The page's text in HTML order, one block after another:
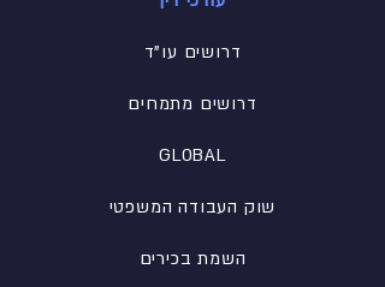
דרושים עו"ד
דרושים מתמחים
GLOBAL
שוק העבודה המשפטי
השמת בכירים